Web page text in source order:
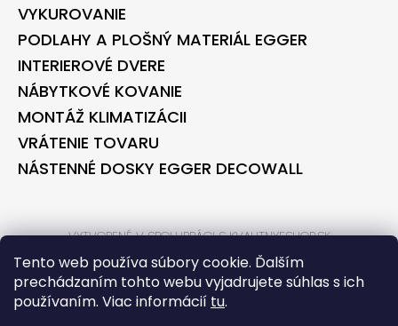
Tento web používa súbory cookie. Ďalším
prechádzaním tohto webu vyjadrujete súhlas s ich
používaním. Viac informácií tu.
VYKUROVANIE
PODLAHY A PLOŠNÝ MATERIÁL EGGER
INTERIEROVÉ DVERE
NÁBYTKOVÉ KOVANIE
MONTÁŽ KLIMATIZÁCII
VRÁTENIE TOVARU
NÁSTENNÉ DOSKY EGGER DECOWALL
VYTVORENÉ V SPOLUPRÁCI S KVALITNYESHOP.SK
VYTVORENÉ V SPOLUPRÁCI S BONTEC.SK
VYTVORIL SHOPTET